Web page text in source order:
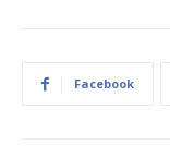
Facebook